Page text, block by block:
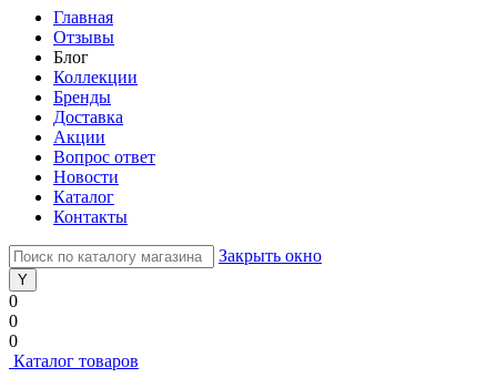
Главная
Отзывы
Блог
Коллекции
Бренды
Доставка
Акции
Вопрос ответ
Новости
Каталог
Контакты
Закрыть окно
0
0
0
Каталог товаров